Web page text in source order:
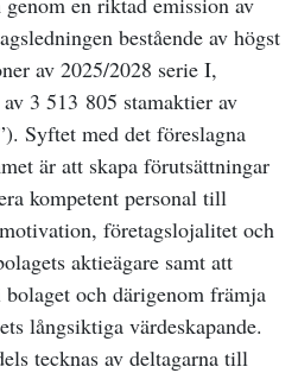
bestående av högst
av 2025/2028 serie I,
3 513 805 stamaktier av
Syftet med det föreslagna
är att skapa förutsättningar
kompetent personal till
företagslojalitet och
aktieägare samt att
och därigenom främja
långsiktiga värdeskapande.
tecknas av deltagarna till